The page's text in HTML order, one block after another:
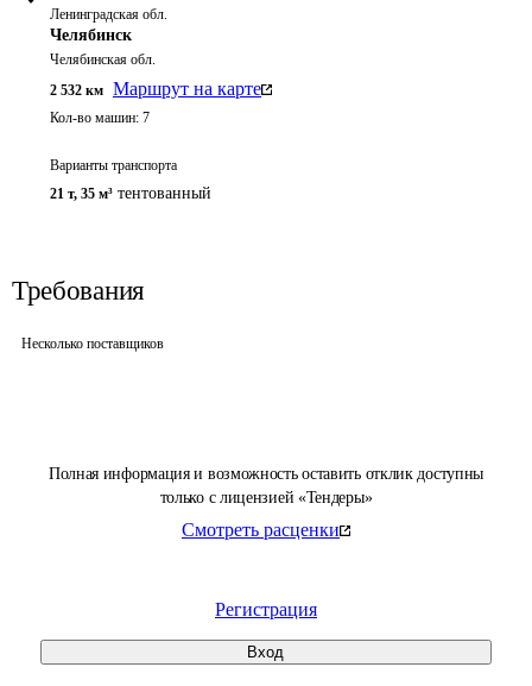
Полная информация и возможность оставить отклик доступны
только с лицензией «Тендеры»
Смотреть расценки
Регистрация
Вход
Ленинградская обл.
Челябинск
Челябинская обл.
2 532 км Маршрут на карте
Кол-во машин: 7
Варианты транспорта
21 т, 35 м³ тентованный
Требования
Несколько поставщиков